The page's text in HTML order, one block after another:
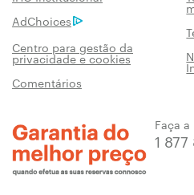
AdChoices
Centro para gestão da
privacidade e cookies
Comentários
Faça
1